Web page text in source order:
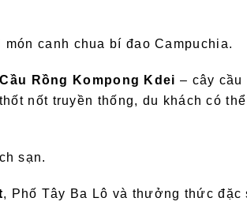
canh chua bí đao Campuchia.
Cầu Rồng Kompong Kdei – cây cầu
nốt truyền thống, du khách có
sạn.
, Phố Tây Ba Lô và thưởng thức đặc